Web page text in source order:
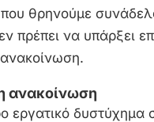
θρηνούμε
πρέπει να υπάρξει
ανακοίνωση
εργατικό δυστύχημα